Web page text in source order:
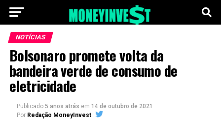
NOTÍCIAS
Bolsonaro promete volta da
bandeira verde de consumo de
eletricidade
Publicado 5 anos atrás em 14 de outubro de 2021
Por Redação MoneyInvest